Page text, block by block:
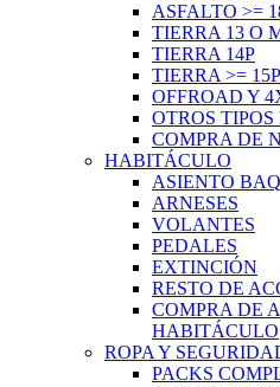
ASFALTO >=
TIERRA 13 O
TIERRA 14P
TIERRA >= 15P
OFFROAD Y
OTROS
COMPRA DE
HABITÁCULO
ASIENTO
ARNESES
VOLANTES
PEDALES
EXTINCIÓN
RESTO DE
COMPRA DE
HABITÁCULO
ROPA Y
PACKS